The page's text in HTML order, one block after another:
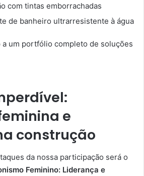
com tintas emborrachadas
de banheiro ultrarresistente à água
um portfólio completo de soluções
e
construção
da nossa participação será o
Feminino: Liderança e